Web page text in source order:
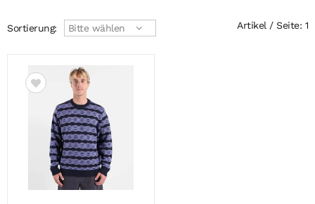
Sortierung: Bitte wählen Artikel / Seite: 1